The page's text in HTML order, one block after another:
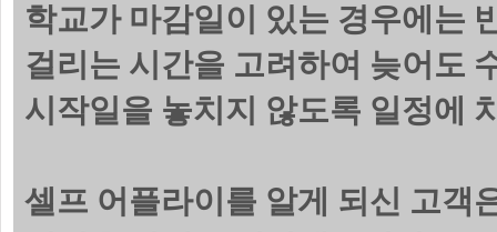
학교가 마감일이 있는 경우에는
걸리는 시간을 고려하여 늦어도
시작일을 놓치지 않도록 일정에
셀프 어플라이를 알게 되신 고객